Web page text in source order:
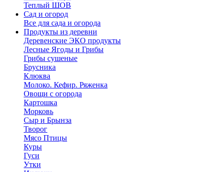
Теплый ШОВ
Сад и огород
Все для сада и огорода
Продукты из деревни
Деревенские ЭКО продукты
Лесные Ягоды и Грибы
Грибы сушеные
Брусника
Клюква
Молоко. Кефир. Ряженка
Овощи с огорода
Картошка
Морковь
Сыр и Брынза
Творог
Мясо Птицы
Куры
Гуси
Утки